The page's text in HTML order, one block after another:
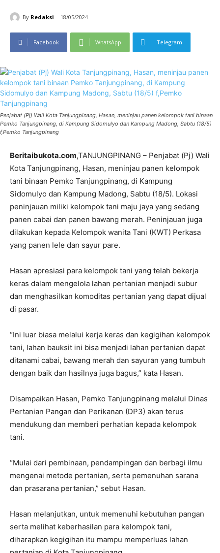
By Redaksi 18/05/2024
Facebook WhatsApp Telegram
Penjabat (Pj) Wali Kota Tanjungpinang, Hasan, meninjau panen kelompok tani binaan
Pemko Tanjungpinang, di Kampung Sidomulyo dan Kampung Madong, Sabtu (18/5)
f,Pemko Tanjungpinang
Beritaibukota.com,TANJUNGPINANG – Penjabat (Pj) Wali
Kota Tanjungpinang, Hasan, meninjau panen kelompok
tani binaan Pemko Tanjungpinang, di Kampung
Sidomulyo dan Kampung Madong, Sabtu (18/5). Lokasi
peninjauan miliki kelompok tani maju jaya yang sedang
panen cabai dan panen bawang merah. Peninjauan juga
dilakukan kepada Kelompok wanita Tani (KWT) Perkasa
yang panen lele dan sayur pare.
Hasan apresiasi para kelompok tani yang telah bekerja
keras dalam mengelola lahan pertanian menjadi subur
dan menghasilkan komoditas pertanian yang dapat dijual
di pasar.
“Ini luar biasa melalui kerja keras dan kegigihan kelompok
tani, lahan bauksit ini bisa menjadi lahan pertanian dapat
ditanami cabai, bawang merah dan sayuran yang tumbuh
dengan baik dan hasilnya juga bagus,” kata Hasan.
Disampaikan Hasan, Pemko Tanjungpinang melalui Dinas
Pertanian Pangan dan Perikanan (DP3) akan terus
mendukung dan memberi perhatian kepada kelompok
tani.
“Mulai dari pembinaan, pendampingan dan berbagi ilmu
mengenai metode pertanian, serta pemenuhan sarana
dan prasarana pertanian,” sebut Hasan.
Hasan melanjutkan, untuk memenuhi kebutuhan pangan
serta melihat keberhasilan para kelompok tani,
diharapkan kegigihan itu mampu memperluas lahan